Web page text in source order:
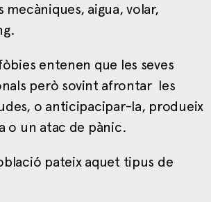
mecàniques, aigua, volar,
entenen que les seves
però sovint afrontar les
o anticipacipar-la, produeix
o un atac de pànic.
pateix aquet tipus de